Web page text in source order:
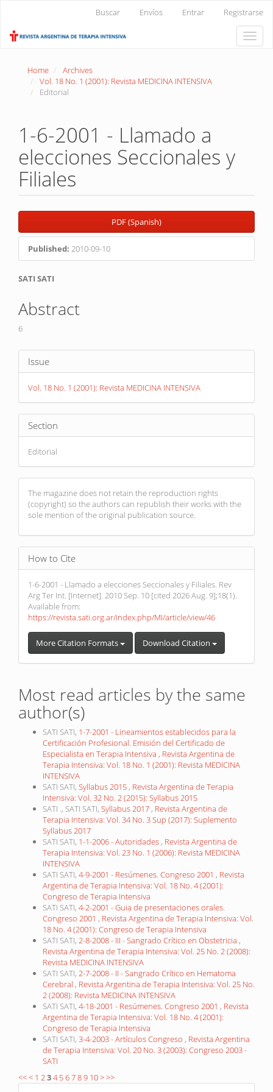
Content
Buscar Envíos Entrar Registrarse
Toggle
Home
Archives
Vol. 18 No. 1 (2001): Revista MEDICINA INTENSIVA
Editorial
1-6-2001 - Llamado a
elecciones Seccionales y
Filiales
Article
Sidebar
PDF (Spanish)
Published: 2010-09-10
Main
Article
Content
SATI SATI
Abstract
6
Article
Details
Issue
Vol. 18 No. 1 (2001): Revista MEDICINA INTENSIVA
Section
Editorial
The magazine does not retain the reproduction rights
(copyright) so the authors can republish their works with the
sole mention of the original publication source.
How to Cite
1-6-2001 - Llamado a elecciones Seccionales y Filiales. Rev
Arg Ter Int. [Internet]. 2010 Sep. 10 [cited 2026 Aug. 9];18(1).
Available from:
https://revista.sati.org.ar/index.php/MI/article/view/46
More Citation Formats Download Citation
Most read articles by the same
author(s)
SATI SATI, 1-7-2001 - Lineamientos establecidos para la
Certificación Profesional. Emisión del Certificado de
Especialista en Terapia Intensiva , Revista Argentina de
Terapia Intensiva: Vol. 18 No. 1 (2001): Revista MEDICINA
INTENSIVA
SATI SATI, Syllabus 2015 , Revista Argentina de Terapia
Intensiva: Vol. 32 No. 2 (2015): Syllabus 2015
SATI ., SATI SATI, Syllabus 2017 , Revista Argentina de
Terapia Intensiva: Vol. 34 No. 3 Sup (2017): Suplemento
Syllabus 2017
SATI SATI, 1-1-2006 - Autoridades , Revista Argentina de
Terapia Intensiva: Vol. 23 No. 1 (2006): Revista MEDICINA
INTENSIVA
SATI SATI, 4-9-2001 - Resúmenes. Congreso 2001 , Revista
Argentina de Terapia Intensiva: Vol. 18 No. 4 (2001):
Congreso de Terapia Intensiva
SATI SATI, 4-2-2001 - Guia de presentaciones orales.
Congreso 2001 , Revista Argentina de Terapia Intensiva: Vol.
18 No. 4 (2001): Congreso de Terapia Intensiva
SATI SATI, 2-8-2008 - III - Sangrado Crítico en Obstetricia ,
Revista Argentina de Terapia Intensiva: Vol. 25 No. 2 (2008):
Revista MEDICINA INTENSIVA
SATI SATI, 2-7-2008 - II - Sangrado Crítico en Hematoma
Cerebral , Revista Argentina de Terapia Intensiva: Vol. 25 No.
2 (2008): Revista MEDICINA INTENSIVA
SATI SATI, 4-18-2001 - Resúmenes. Congreso 2001 , Revista
Argentina de Terapia Intensiva: Vol. 18 No. 4 (2001):
Congreso de Terapia Intensiva
SATI SATI, 3-4-2003 - Artículos Congreso , Revista Argentina
de Terapia Intensiva: Vol. 20 No. 3 (2003): Congreso 2003 -
SATI
<<< 1 234 56789 10>>>